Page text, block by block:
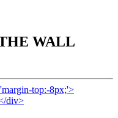
WALL